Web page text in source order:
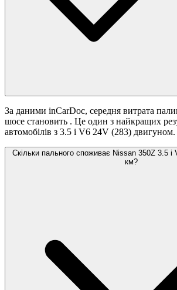
За даними inCarDoc, середня витрата
шосе становить . Це один з найкращих
автомобілів з 3.5 i V6 24V (283) двигуном.
Скільки пального споживає Nissan 350Z 3.5 i
км?